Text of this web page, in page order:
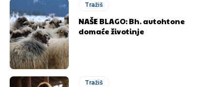
Tražiš
NAŠE BLAGO: Bh. autohtone
domaće životinje
Tražiš